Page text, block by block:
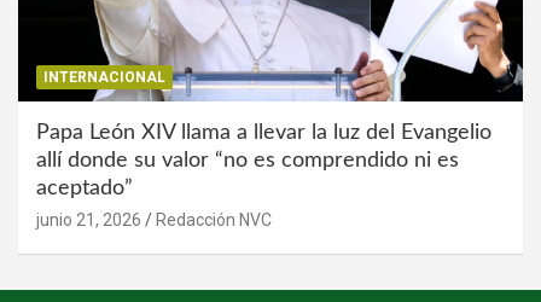
INTERNACIONAL
Papa León XIV llama a llevar la luz del Evangelio
allí donde su valor “no es comprendido ni es
aceptado”
junio 21, 2026 Redacción NVC